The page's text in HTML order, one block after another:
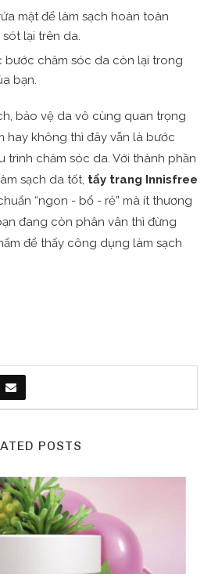
mặt để làm sạch hoàn toàn
lại trên da.
bước chăm sóc da còn lại trong
bạn.
bảo vệ da vô cùng quan trọng
hay không thì đây vẫn là bước
chăm sóc da. Với thành phần
sạch da tốt, tẩy trang Innisfree
“ngon - bổ - rẻ” mà ít thương
đang còn phân vân thì đừng
để thấy công dụng làm sạch
POSTS